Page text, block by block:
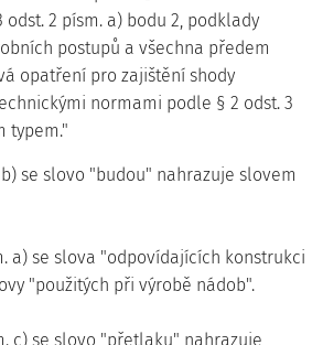
2 písm. a) bodu 2, podklady
postupů a všechna předem
opatření pro zajištění shody
normami podle § 2 odst. 3
typem."
se slovo "budou" nahrazuje slovem
a) se slova "odpovídajících konstrukci
"použitých při výrobě nádob".
c) se slovo "přetlaku" nahrazuje